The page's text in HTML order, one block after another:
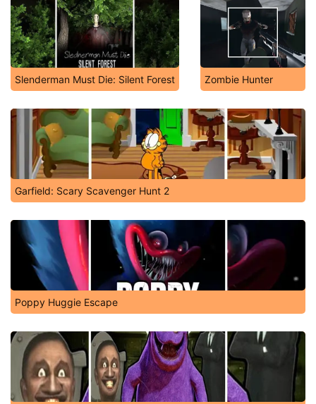
Slenderman Must Die: Silent Forest Zombie Hunter
Garfield: Scary Scavenger Hunt 2
Poppy Huggie Escape